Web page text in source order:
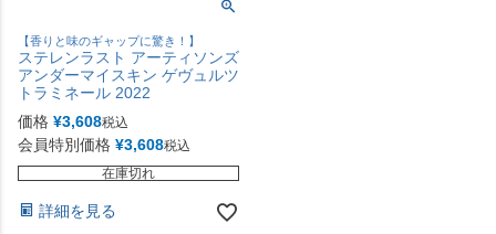
【香りと味のギャップに驚き！】
ステレンラスト アーティソンズ
アンダーマイスキン ゲヴュルツ
トラミネール 2022
価格 ¥3,608税込
会員特別価格 ¥3,608税込
在庫切れ
詳細を見る